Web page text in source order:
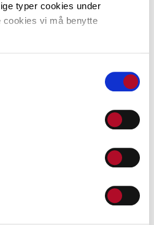
typer cookies under
cookies vi må benytte